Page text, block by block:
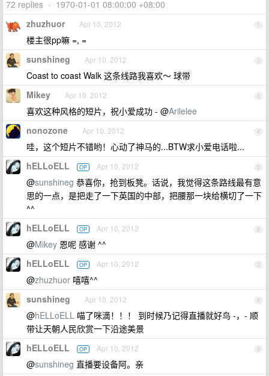
72 replies • 1970-01-01 08:00:00 +08:00
1
zhuzhuor Apr 10, 2012
楼主很pp嘛 =, =
2
sunshineg Apr 10, 2012
Coast to coast Walk 这条线路我喜欢～ 球带
3
Mikey Apr 10, 2012
喜欢这种风格的短片，祝小爱成功 - @Arilelee
4
nonozone Apr 10, 2012
哇，这个短片不错哟！心动了神马的...BTW求小爱电话啦...
5
hELLoELL OP Apr 10, 2012
@sunshineg 恭喜你，抢到板凳。话说，我觉得这条路线最有意
思的一点，是把走了一下英国的中部，把腰那一块给横切了一下
^^
6
hELLoELL OP Apr 10, 2012
@Mikey 恩呢 感谢 ^^
7
hELLoELL OP Apr 10, 2012
@zhuzhuor 嘻嘻^^
8
sunshineg Apr 10, 2012
@hELLoELL 喵了咪滴！！！ 到时候乃记得直播就好鸟 -，- 顺
带让天朝人民欣赏一下沿途美景
9
hELLoELL OP Apr 10, 2012
@sunshineg 直播要设备阿。亲